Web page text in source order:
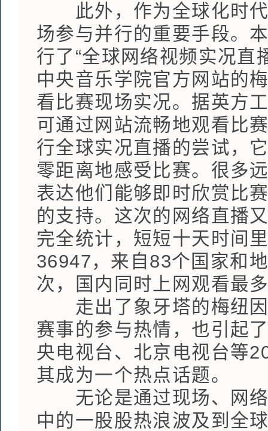
此外，作为全球化时代
场参与并行的重要手段。
行了“全球网络视频实况直
中央音乐学院官方网站的
看比赛现场实况。据英方
可通过网站流畅地观看比
行全球实况直播的尝试，
零距离地感受比赛。很多
表达他们能够即时欣赏比
的支持。这次的网络直播
完全统计，短短十天时间
36947，来自83个国家和
次，国内同时上网观看最
走出了象牙塔的梅纽因
赛事的参与热情，也引起
央电视台、北京电视台等
其成为一个热点话题。
无论是通过现场、网络
中的一股股热浪波及到全